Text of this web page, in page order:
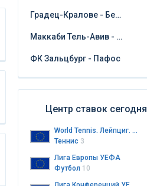
Градец-Кралове - Бешикташ
Маккаби Тель-Авив - ЦСКА София
ФК Зальцбург - Пафос
Центр ставок сегодня
World Tennis. Лейпциг. Женщины. Пары
Теннис 3
Лига Европы УЕФА
Футбол 10